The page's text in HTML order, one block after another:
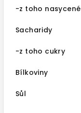
-z toho nasycené
Sacharidy
-z toho cukry
Bílkoviny
Sůl